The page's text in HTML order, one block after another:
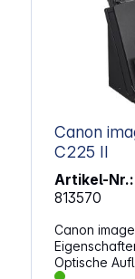
TWAIN-
Anbindung an
Inklusive
Plustek
Canon
C225 II
Artikel-Nr.:
813570
Canon
Eigenschaften: Farbtiefe:
Optische